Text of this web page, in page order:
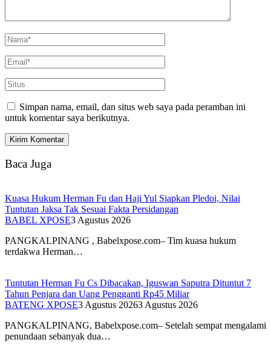
Simpan nama, email, dan situs web saya pada peramban ini
untuk komentar saya berikutnya.
Baca Juga
Kuasa Hukum Herman Fu dan Haji Yul Siapkan Pledoi, Nilai
Tuntutan Jaksa Tak Sesuai Fakta Persidangan
BABEL XPOSE3 Agustus 2026
PANGKALPINANG , Babelxpose.com– Tim kuasa hukum
terdakwa Herman…
Tuntutan Herman Fu Cs Dibacakan, Iguswan Saputra Dituntut 7
Tahun Penjara dan Uang Pengganti Rp45 Miliar
BATENG XPOSE3 Agustus 20263 Agustus 2026
PANGKALPINANG, Babelxpose.com– Setelah sempat mengalami
penundaan sebanyak dua…